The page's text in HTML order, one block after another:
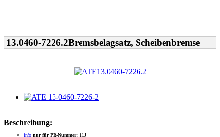
13.0460-7226.2Bremsbelagsatz, Scheibenbremse
Beschreibung:
info nur für PR-Nummer: 1LJ